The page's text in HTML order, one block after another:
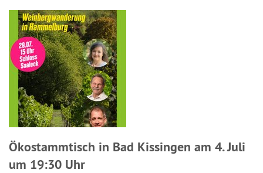
Ökostammtisch in Bad Kissingen am 4. Juli
um 19:30 Uhr